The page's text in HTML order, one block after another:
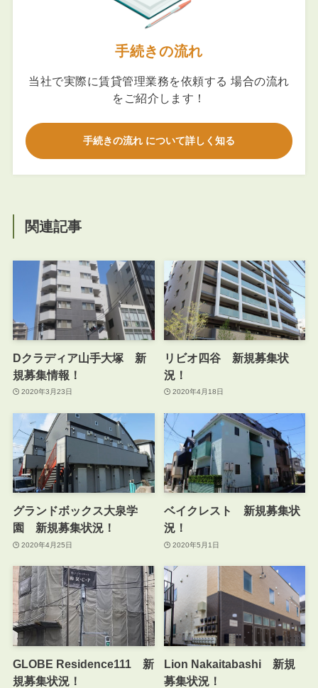
手続きの流れ
当社で実際に賃貸管理業務を依頼する 場合の流れ
をご紹介します！
手続きの流れ について詳しく知る
関連記事
Dクラディア山手大塚 新
規募集情報！
2020年3月23日
リビオ四谷 新規募集状
況！
2020年4月18日
グランドボックス大泉学
園 新規募集状況！
2020年4月25日
ベイクレスト 新規募集状
況！
2020年5月1日
GLOBE Residence111 新
規募集状況！
Lion Nakaitabashi 新規
募集状況！